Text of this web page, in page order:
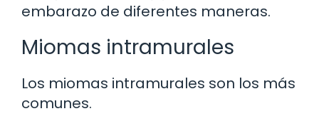
embarazo de diferentes maneras.
Miomas intramurales
Los miomas intramurales son los más
comunes.